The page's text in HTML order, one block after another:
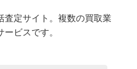
査定サイト。複数の買取業
ビスです。